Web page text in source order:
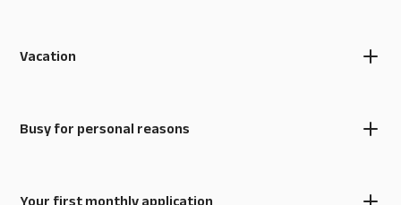
Vacation
Busy for personal reasons
Your first monthly application